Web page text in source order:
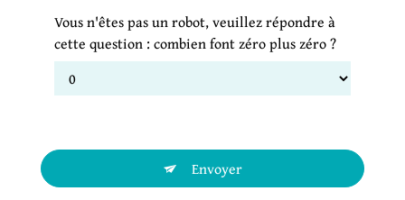
Vous n'êtes pas un robot, veuillez répondre à
cette question : combien font zéro plus zéro ?
Envoyer